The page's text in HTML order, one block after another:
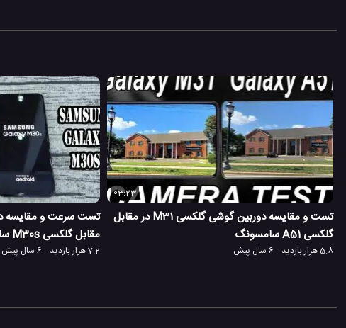
03:23
تست و مقایسه دوربین گوشی گلکسی M31 در مقابل
گلکسی A51 سامسونگ
5.8 هزار بازدید 6 سال پیش
مقابل گلکسی M30s سامسونگ
7.2 هزار بازدید 6 سال پیش